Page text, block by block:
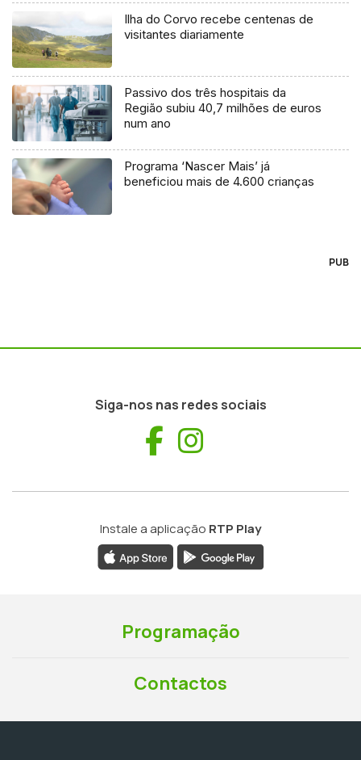
Ilha do Corvo recebe centenas de
visitantes diariamente
Passivo dos três hospitais da
Região subiu 40,7 milhões de euros
num ano
Programa ‘Nascer Mais’ já
beneficiou mais de 4.600 crianças
PUB
Siga-nos nas redes sociais
Facebook
Instale a aplicação RTP Play
Programação
Contactos